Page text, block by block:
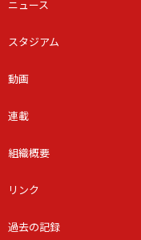
ニュース
スタジアム
動画
連載
組織概要
リンク
過去の記録